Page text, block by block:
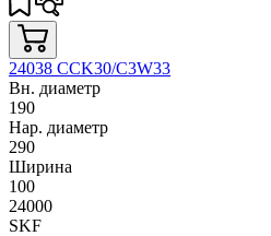
24038 CCK30/C3W33
Вн. диаметр
190
Нар. диаметр
290
Ширина
100
24000
SKF